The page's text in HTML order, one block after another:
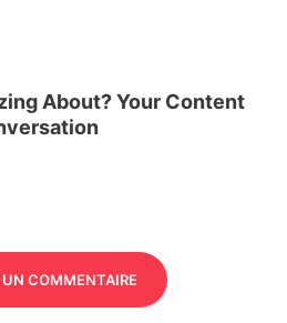
About? Your Content
UN COMMENTAIRE